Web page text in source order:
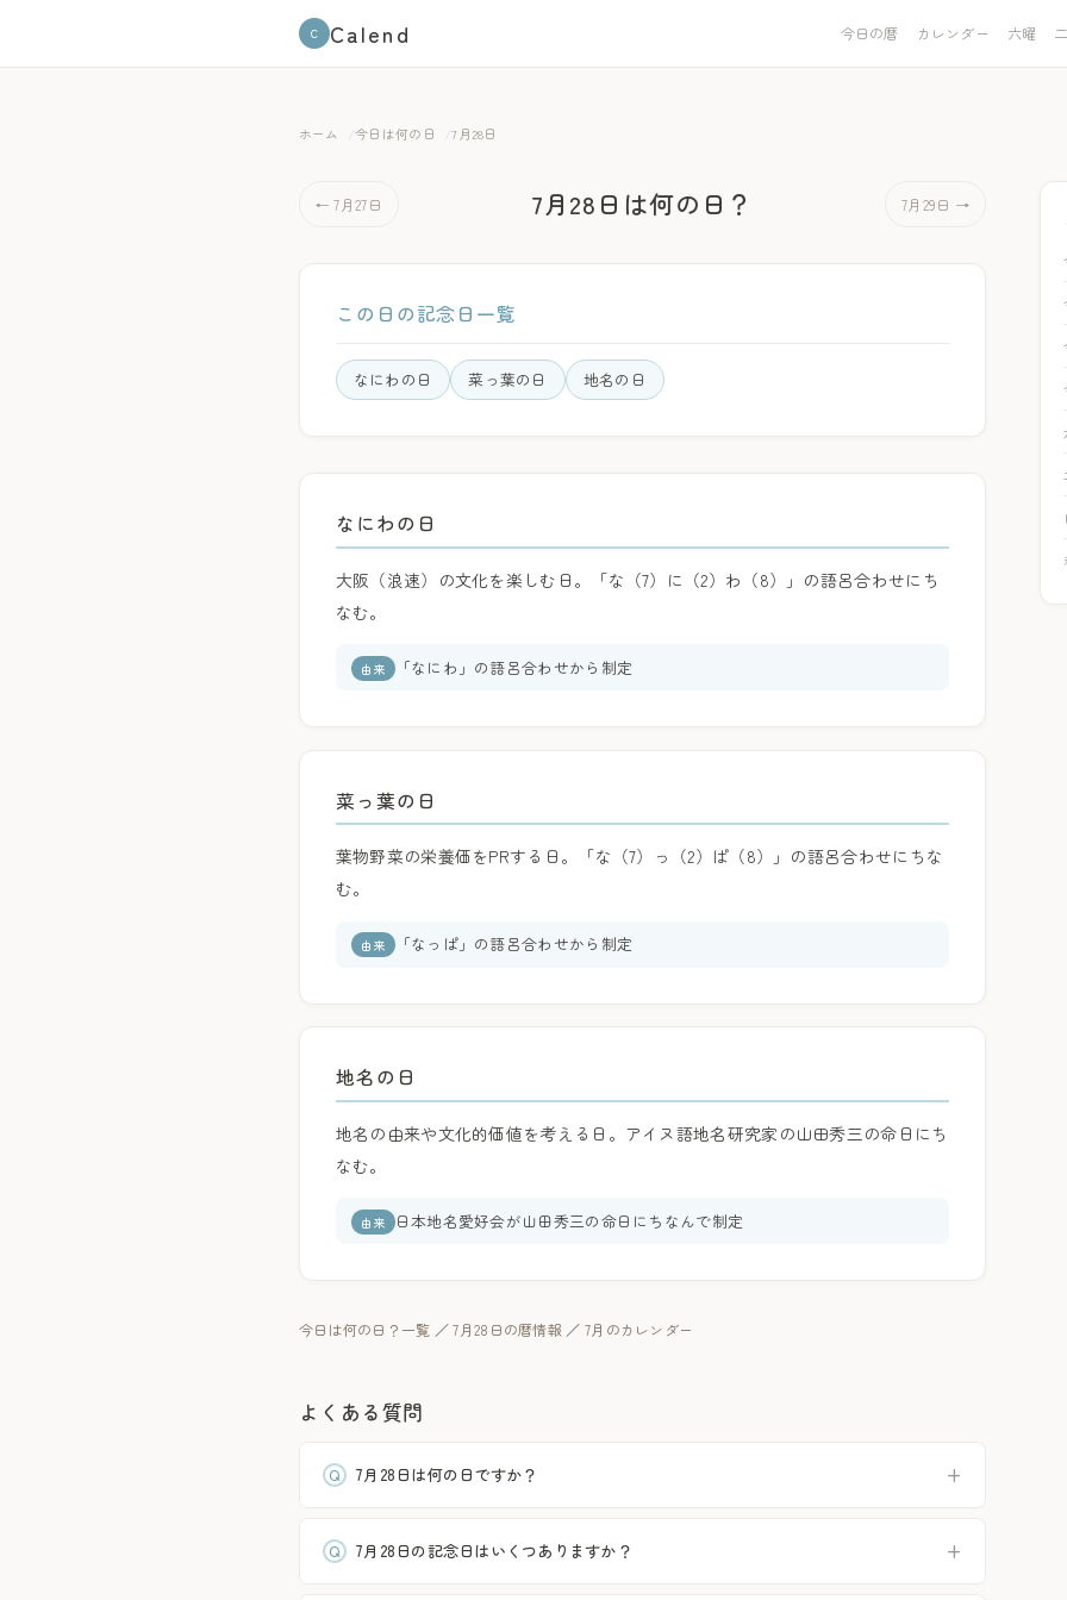
C Calend 今日の暦 カレンダー 六曜
ホーム 今日は何の日 7月28日
← 7月27日 7月28日は何の日？ 7月29日 →
この日の記念日一覧
なにわの日 菜っ葉の日 地名の日
なにわの日
大阪（浪速）の文化を楽しむ日。「な（7）に（2）わ（8）」の語呂合わせにち
なむ。
由来 「なにわ」の語呂合わせから制定
菜っ葉の日
葉物野菜の栄養価をPRする日。「な（7）っ（2）ぱ（8）」の語呂合わせにちな
む。
由来 「なっぱ」の語呂合わせから制定
地名の日
地名の由来や文化的価値を考える日。アイヌ語地名研究家の山田秀三の命日にち
なむ。
由来 日本地名愛好会が山田秀三の命日にちなんで制定
今日は何の日？一覧 ／7月28日の暦情報 ／ 7月のカレンダー
よくある質問
7月28日は何の日ですか？
7月28日の記念日はいくつありますか？